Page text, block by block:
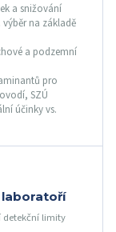
a snižování
na základě
a podzemní
pro
SZÚ
účinky vs.
laboratoří
detekční limity